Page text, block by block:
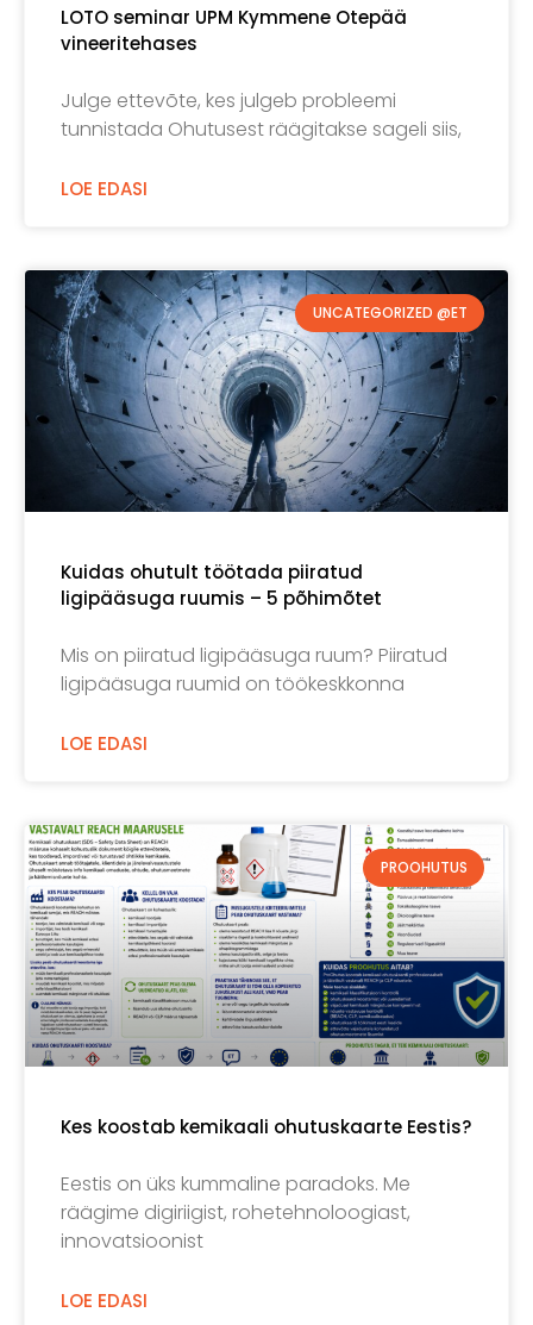
LOTO seminar UPM Kymmene Otepää
vineeritehases
Julge ettevõte, kes julgeb probleemi
tunnistada Ohutusest räägitakse sageli siis,
LOE EDASI
UNCATEGORIZED @ET
Kuidas ohutult töötada piiratud
ligipääsuga ruumis – 5 põhimõtet
Mis on piiratud ligipääsuga ruum? Piiratud
ligipääsuga ruumid on töökeskkonna
LOE EDASI
PROOHUTUS
Kes koostab kemikaali ohutuskaarte Eestis?
Eestis on üks kummaline paradoks. Me
räägime digiriigist, rohetehnoloogiast,
innovatsioonist
LOE EDASI